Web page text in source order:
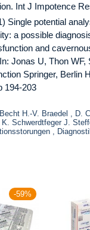
Int J Impotence
Single potential
a possible
and
Jonas U, Thon WF,
Springer, Berlin
194-203
H.-V. Braedel , D.
Schwerdtfeger J.
,
-59%